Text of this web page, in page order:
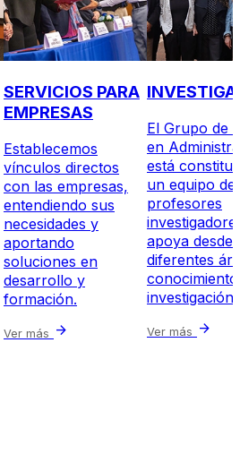
SERVICIOS PARA
EMPRESAS
Establecemos
vínculos directos
con las empresas,
entendiendo sus
necesidades y
aportando
soluciones en
desarrollo y
formación.
Ver más arrow_forward
El Grupo de
en
está
un equipo de
profesores
apoya desde
diferentes
investigación.
Ver más arrow_forward